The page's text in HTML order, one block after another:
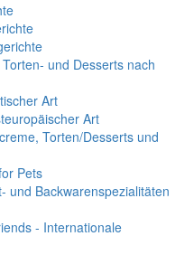
und Desserts nach
Art
Art
Torten/Desserts und
Pets
und Backwarenspezialitäten
- Internationale